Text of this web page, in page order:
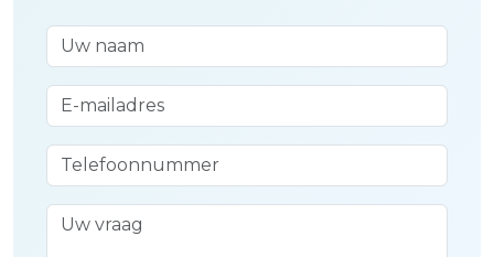
Uw naam
E-mailadres
Telefoonnummer
Uw vraag